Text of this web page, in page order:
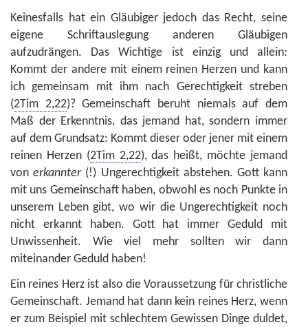
Keinesfalls hat ein Gläubiger jedoch das Recht, seine
eigene Schriftauslegung anderen Gläubigen
aufzudrängen. Das Wichtige ist einzig und allein:
Kommt der andere mit einem reinen Herzen und kann
ich gemeinsam mit ihm nach Gerechtigkeit streben
(2Tim 2,22)? Gemeinschaft beruht niemals auf dem
Maß der Erkenntnis, das jemand hat, sondern immer
auf dem Grundsatz: Kommt dieser oder jener mit einem
reinen Herzen (2Tim 2,22), das heißt, möchte jemand
vonerkannter(!) Ungerechtigkeit abstehen. Gott kann
mit uns Gemeinschaft haben, obwohl es noch Punkte in
unserem Leben gibt, wo wir die Ungerechtigkeit noch
nicht erkannt haben. Gott hat immer Geduld mit
Unwissenheit. Wie viel mehr sollten wir dann
miteinander Geduld haben!
Ein reines Herz ist also die Voraussetzung für christliche
Gemeinschaft. Jemand hat dann kein reines Herz, wenn
er zum Beispiel mit schlechtem Gewissen Dinge duldet,